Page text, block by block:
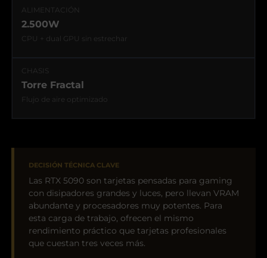
ALIMENTACIÓN
2.500W
CPU + dual GPU sin estrechar
CHASIS
Torre Fractal
Flujo de aire optimizado
DECISIÓN TÉCNICA CLAVE
Las RTX 5090 son tarjetas pensadas para gaming
con disipadores grandes y luces, pero llevan VRAM
abundante y procesadores muy potentes. Para
esta carga de trabajo, ofrecen el mismo
rendimiento práctico que tarjetas profesionales
que cuestan tres veces más.